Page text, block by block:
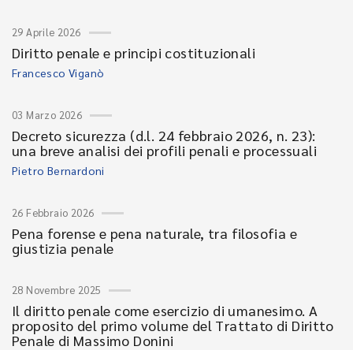
29 Aprile 2026
Diritto penale e principi costituzionali
Francesco Viganò
03 Marzo 2026
Decreto sicurezza (d.l. 24 febbraio 2026, n. 23):
una breve analisi dei profili penali e processuali
Pietro Bernardoni
26 Febbraio 2026
Pena forense e pena naturale, tra filosofia e
giustizia penale
28 Novembre 2025
Il diritto penale come esercizio di umanesimo. A
proposito del primo volume del Trattato di Diritto
Penale di Massimo Donini